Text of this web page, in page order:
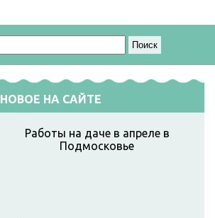
НОВОЕ НА САЙТЕ
Работы на даче в апреле в
Подмосковье